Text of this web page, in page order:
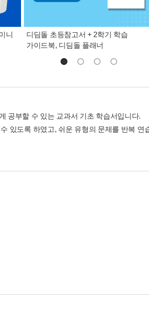
니
디딤돌 초등참고서 + 2학기 학습
가이드북, 디딤돌 플래너
공부할 수 있는 교과서 기초 학습서입니다.
있도록 하였고, 쉬운 유형의 문제를 반복 연